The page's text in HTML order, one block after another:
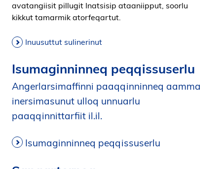
avatangiisit pillugit Inatsisip ataaniipput, soorlu
kikkut tamarmik atorfeqartut.
Inuusuttut sulinerinut
Isumaginninneq peqqissuserlu
Angerlarsimaffinni paaqqinninneq aamma
inersimasunut ulloq unnuarlu
paaqqinnittarfiit il.il.
Isumaginninneq peqqissuserlu